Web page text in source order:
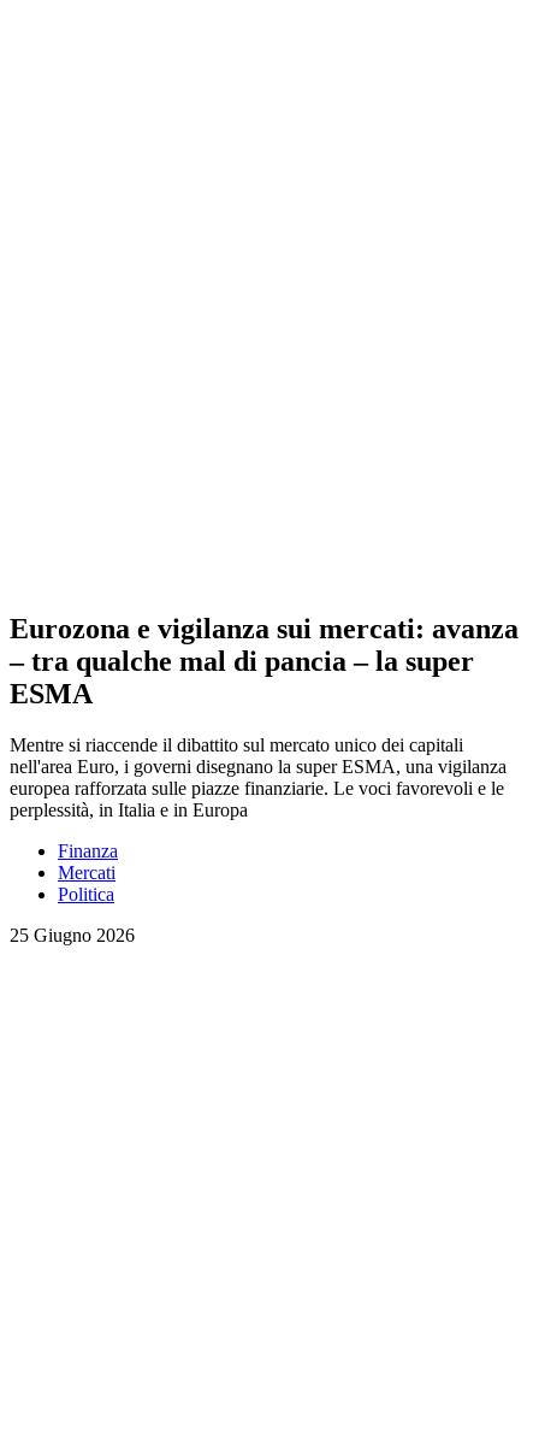
Eurozona e vigilanza sui mercati: avanza
– tra qualche mal di pancia – la super
ESMA
Mentre si riaccende il dibattito sul mercato unico dei capitali
nell'area Euro, i governi disegnano la super ESMA, una vigilanza
europea rafforzata sulle piazze finanziarie. Le voci favorevoli e le
perplessità, in Italia e in Europa
Finanza
Mercati
Politica
25 Giugno 2026